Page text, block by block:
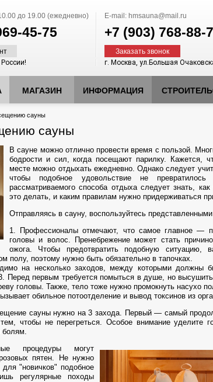
до 19.00 (ежедневно)
45-75
E-mail: hmsauna@mail.ru
+7 (903) 768-88-
Заказать звонок
г. Москва, ул.Большая
МАГАЗИН ИНФОРМАЦИЯ
сауны
сауны
В сауне можно отлично провести время с пользой.
бодрости и сил, когда посещают парилку. Кажется,
месте можно отдыхать ежедневно. Однако следует
чтобы подобное удовольствие не
рассматриваемого способа отдыха следует знать,
это делать, и каким правилам нужно придерживаться
Отправляясь в сауну, воспользуйтесь
1. Профессионалы отмечают, что самое главное —
головы и волос. Пренебрежение может стать
ожога. Чтобы предотвратить подобную ситуацию,
полу, поэтому нужно быть обязательно в тапочках.
на несколько заходов, между которыми должны
Перед первым требуется помыться в душе, но
головы. Также, тело тоже нужно промокнуть насухо
обильное потоотделение и вывод токсинов из
сауны нужно на 3 захода. Первый — самый
чтобы не перегреться. Особое внимание уделите
болям.
процедуры могут
пятен. Не нужно
"новичков" подобное
регулярные походы